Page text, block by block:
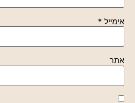
אימייל *
אתר